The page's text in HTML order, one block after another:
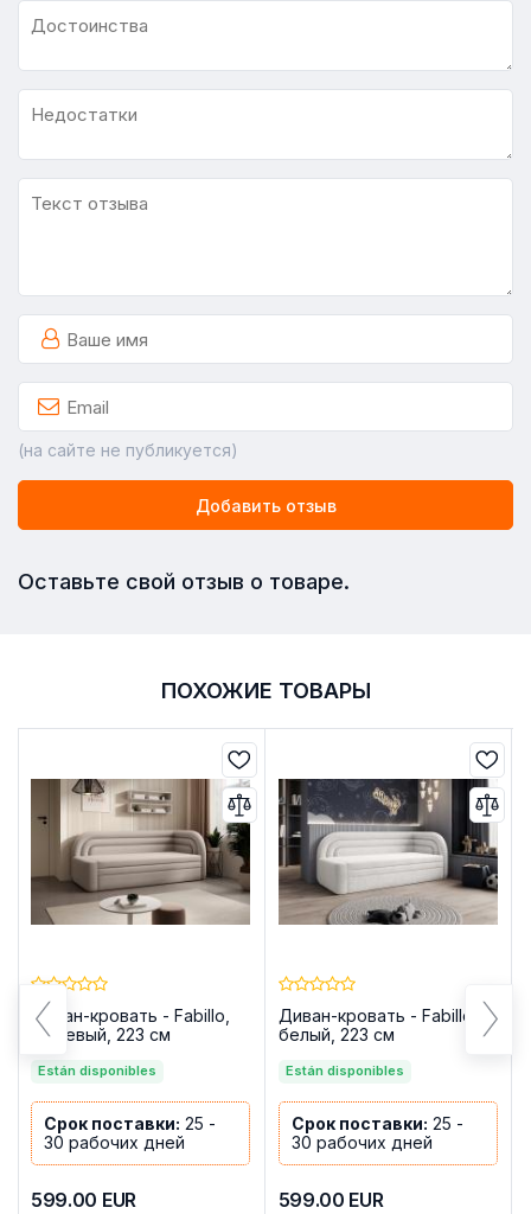
(на сайте не публикуется)
Добавить отзыв
Оставьте свой отзыв о товаре.
ПОХОЖИЕ ТОВАРЫ
Диван-кровать - Fabillo,
бежевый, 223 см
Están disponibles
Срок поставки: 25 -
30 рабочих дней
599.00 EUR
Диван-кровать - Fabillo,
белый, 223 см
Están disponibles
Срок поставки: 25 -
30 рабочих дней
599.00 EUR